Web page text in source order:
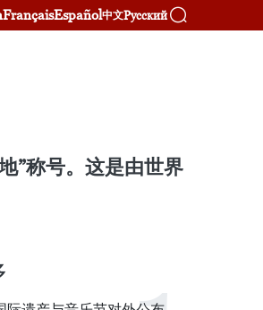
FrançaisEspañol中文Русский
”称号。这是由世界